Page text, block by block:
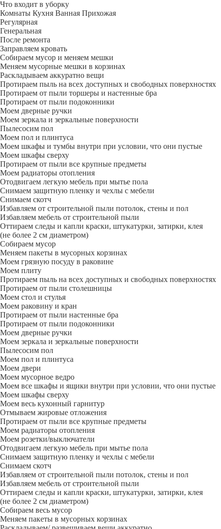
Что входит в уборку
Регу­лярная
Гене­ральная
После ремонта
Заправляем кровать
Собираем мусор и меняем мешки
Меняем мусорные мешки в корзинах
Раскладываем аккуратно вещи
Протираем пыль на всех доступных и свободных поверхностях
Протираем от пыли торшеры и настенные бра
Протираем от пыли подоконники
Моем дверные ручки
Моем зеркала и зеркальные поверхности
Пылесосим пол
Моем пол и плинтуса
Моем шкафы и тумбы внутри при условии, что они пустые
Моем шкафы сверху
Протираем от пыли все крупные предметы
Моем радиаторы отопления
Отодвигаем легкую мебель при мытье пола
Снимаем защитную пленку и чехлы с мебели
Снимаем скотч
Избавляем от строительной пыли потолок, стены и пол
Избавляем мебель от строительной пыли
Оттираем следы и капли краски, штукатурки, затирки, клея
(не более 2 см диаметром)
Собираем мусор
Меняем пакеты в мусорных корзинах
Моем грязную посуду в раковине
Моем плиту
Протираем пыль на всех доступных и свободных поверхностях
Протираем от пыли столешницы
Моем стол и стулья
Моем раковину и кран
Протираем от пыли настенные бра
Протираем от пыли подоконники
Моем дверные ручки
Моем зеркала и зеркальные поверхности
Пылесосим пол
Моем пол и плинтуса
Моем двери
Моем мусорное ведро
Моем все шкафы и ящики внутри при условии, что они пустые
Моем шкафы сверху
Моем весь кухонный гарнитур
Отмываем жировые отложения
Протираем от пыли все крупные предметы
Моем радиаторы отопления
Моем розетки/выключатели
Отодвигаем легкую мебель при мытье пола
Снимаем защитную пленку и чехлы с мебели
Снимаем скотч
Избавляем от строительной пыли потолок, стены и пол
Избавляем мебель от строительной пыли
Оттираем следы и капли краски, штукатурки, затирки, клея
(не более 2 см диаметром)
Собираем весь мусор
Меняем пакеты в мусорных корзинах